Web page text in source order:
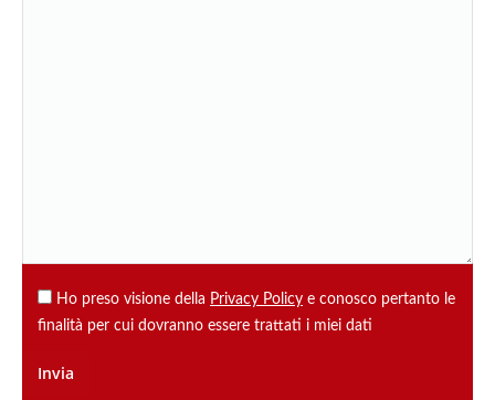
Ho preso visione della Privacy Policy e conosco pertanto le
finalità per cui dovranno essere trattati i miei dati